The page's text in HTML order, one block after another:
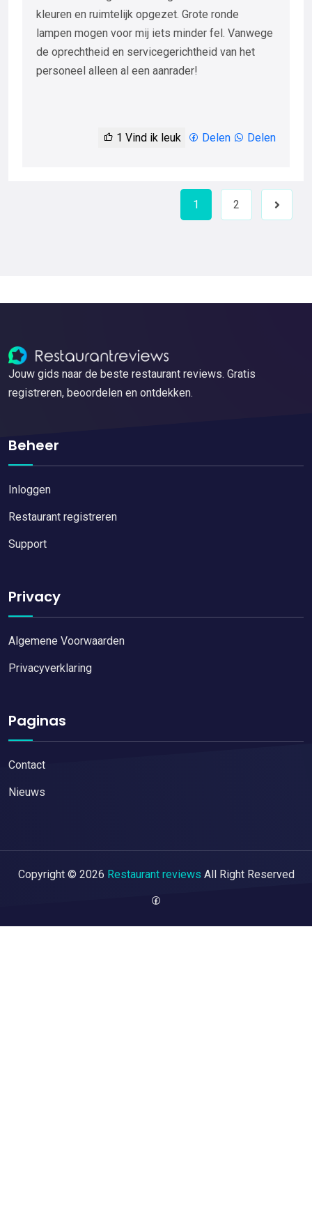
kleuren en ruimtelijk opgezet. Grote ronde
lampen mogen voor mij iets minder fel. Vanwege
de oprechtheid en servicegerichtheid van het
personeel alleen al een aanrader!
1 Vind ik leuk Delen Delen
1 2
Jouw gids naar de beste restaurant reviews. Gratis
registreren, beoordelen en ontdekken.
Beheer
Inloggen
Restaurant registreren
Support
Privacy
Algemene Voorwaarden
Privacyverklaring
Paginas
Contact
Nieuws
Copyright © 2026 Restaurant reviews All Right Reserved